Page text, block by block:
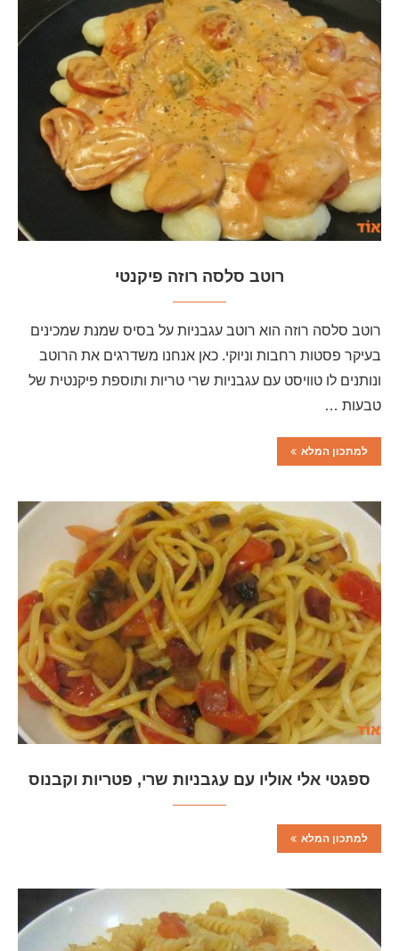
רוטב סלסה רוזה פיקנטי
רוטב סלסה רוזה הוא רוטב עגבניות על בסיס שמנת שמכינים
בעיקר פסטות רחבות וניוקי. כאן אנחנו משדרגים את הרוטב
ונותנים לו טוויסט עם עגבניות שרי טריות ותוספת פיקנטית של
טבעות …
למתכון המלא
ספגטי אלי אוליו עם עגבניות שרי, פטריות וקבנוס
למתכון המלא